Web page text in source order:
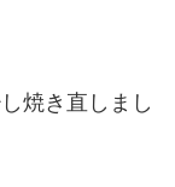
焼き直しまし